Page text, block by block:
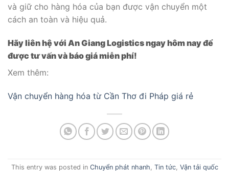
và giữ cho hàng hóa của bạn được vận chuyển một
cách an toàn và hiệu quả.
Hãy liên hệ với An Giang Logistics ngay hôm nay để
được tư vấn và báo giá miễn phí!
Xem thêm:
Vận chuyển hàng hóa từ Cần Thơ đi Pháp giá rẻ
This entry was posted in Chuyển phát nhanh, Tin tức, Vận tải quốc